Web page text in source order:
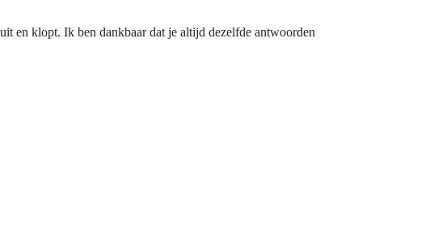
en klopt. Ik ben dankbaar dat je altijd dezelfde antwoorden